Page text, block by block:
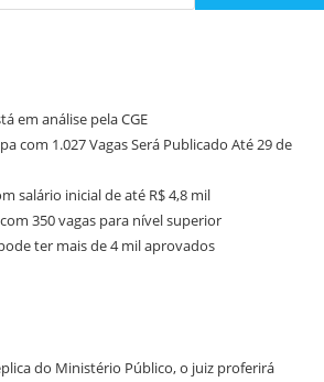
em análise pela CGE
com 1.027 Vagas Será Publicado Até 29 de
salário inicial de até R$ 4,8 mil
350 vagas para nível superior
ter mais de 4 mil aprovados
do Ministério Público, o juiz proferirá